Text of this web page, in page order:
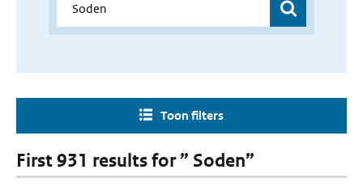
Toon filters
First 931 results for ” Soden”